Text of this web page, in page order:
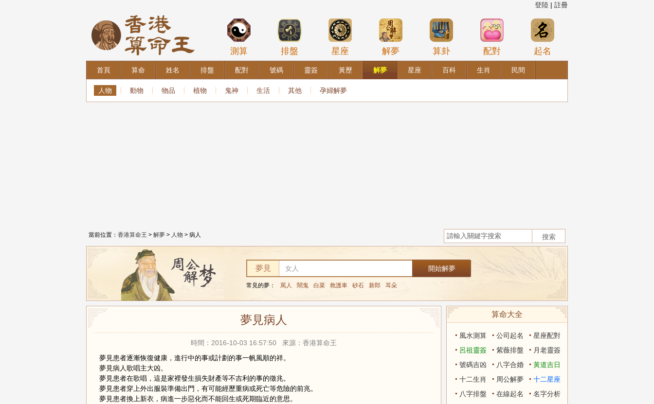
登陸 | 註冊
測算 排盤 星座 解夢 算卦 配對 起名
首頁 算命 姓名 排盤 配對 號碼 靈簽 黃歷 解夢 星座 百科 生肖 民間
人物 動物 物品 植物 鬼神 生活 其他 孕婦解夢
當前位置： 香港算命王 > 解夢 > 人物 > 病人
夢見
常見的夢： 罵人 鬧鬼 白菜 救護車 砂石 新郎 耳朵
夢見病人
時間：2016-10-03 16:57:50 來源：香港算命王
夢見患者逐漸恢復健康，進行中的事或計劃的事一帆風順的祥。
夢見病人歌唱主大凶。
夢見患者在歌唱，這是家裡發生損失財產等不吉利的事的徵兆。
夢見患者穿上外出服裝準備出門，有可能經歷重病或死亡等危險的前兆。
夢見患者換上新衣，病進一步惡化而不能回生或死期臨近的意思。
算命大全
風水測算 公司起名
星座配對
呂祖靈簽
紫薇排盤
月老靈簽
號碼吉凶
八字合婚
黃道吉日
十二生肖
周公解夢
十二星座
八字排盤
在線起名
名字分析